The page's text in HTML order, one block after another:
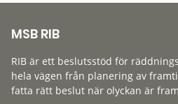
MSB RIB
RIB är ett beslutsstöd för
hela vägen från planering av
fatta rätt beslut när olyckan är